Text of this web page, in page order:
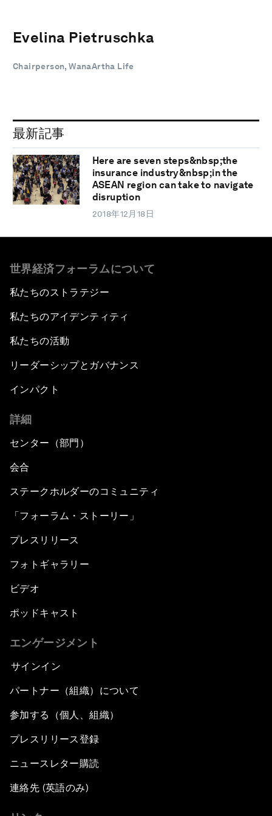
Evelina Pietruschka
Chairperson, WanaArtha Life
最新記事
Here are seven steps&nbsp;the
insurance industry&nbsp;in the
ASEAN region can take to navigate
disruption
2018年12月18日
世界経済フォーラムについて
私たちのストラテジー
私たちのアイデンティティ
私たちの活動
リーダーシップとガバナンス
インパクト
詳細
センター（部門）
会合
ステークホルダーのコミュニティ
「フォーラム・ストーリー」
プレスリリース
フォトギャラリー
ビデオ
ポッドキャスト
エンゲージメント
サインイン
パートナー（組織）について
参加する（個人、組織）
プレスリリース登録
ニュースレター購読
連絡先 (英語のみ)